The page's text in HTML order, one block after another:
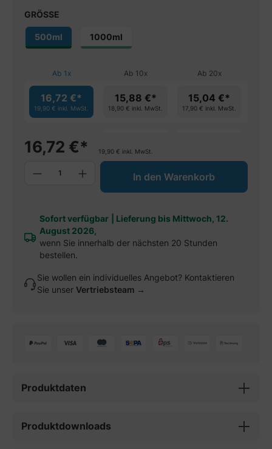
GRÖSSE
500ml 1000ml
Ab 1 x
16,72 €*
19,90 € inkl. MwSt.
Ab 10x
15,88 €*
18,90 € inkl. MwSt.
Ab 20x
15,04 €*
17,90 € inkl. MwSt.
Sofort verfügbar
Lieferung bis Mittwoch, 12.
August 2026,
wenn Sie innerhalb der nächsten 20 Stunden
bestellen.
16,72 €* 19,90 € inkl. MwSt.
Produkt Anzahl: Gib den
In den Warenkorb
Sie wollen ein individuelles Angebot? Kontaktieren
Sie unser Vertriebsteam →
Produktdaten
Produktdownloads